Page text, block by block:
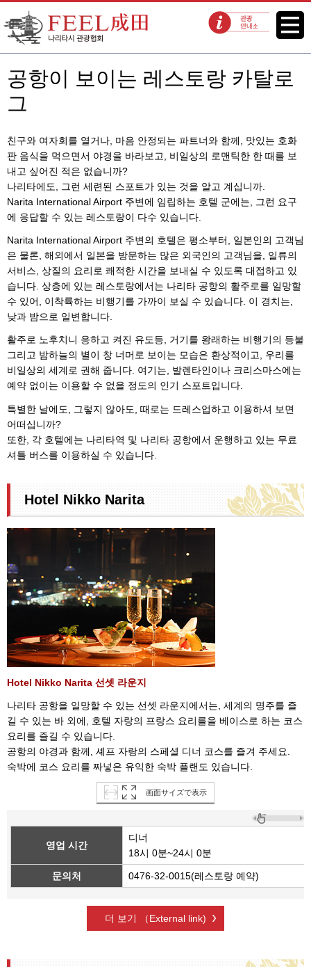
FEEL 나리타 나리타시 관광협회 관광 안내소 메뉴
공항이 보이는 레스토랑 카탈로
그
친구와 여자회를 열거나, 마음 안정되는 파트너와 함께, 맛있는 호화
판 음식을 먹으면서 야경을 바라보고, 비일상의 로맨틱한 한 때를 보
내고 싶어진 적은 없습니까?
나리타에도, 그런 세련된 스포트가 있는 것을 알고 계십니까.
Narita International Airport 주변에 임립하는 호텔 군에는, 그런 요구
에 응답할 수 있는 레스토랑이 다수 있습니다.
Narita International Airport 주변의 호텔은 평소부터, 일본인의 고객님
은 물론, 해외에서 일본을 방문하는 많은 외국인의 고객님을, 일류의
서비스, 상질의 요리로 쾌적한 시간을 보내실 수 있도록 대접하고 있
습니다. 상층에 있는 레스토랑에서는 나리타 공항의 활주로를 일망할
수 있어, 이착륙하는 비행기를 가까이 보실 수 있습니다. 이 경치는,
낮과 밤으로 일변합니다.
활주로 노후치니 응하고 켜진 유도등, 거기를 왕래하는 비행기의 등불
그리고 밤하늘의 별이 창 너머로 보이는 모습은 환상적이고, 우리를
비일상의 세계로 권해 줍니다. 여기는, 발렌타인이나 크리스마스에는
예약 없이는 이용할 수 없을 정도의 인기 스포트입니다.
특별한 날에도, 그렇지 않아도, 때로는 드레스업하고 이용하셔 보면
어떠십니까?
또한, 각 호텔에는 나리타역 및 나리타 공항에서 운행하고 있는 무료
셔틀 버스를 이용하실 수 있습니다.
Hotel Nikko Narita
Hotel Nikko Narita 선셋 라운지
나리타 공항을 일망할 수 있는 선셋 라운지에서는, 세계의 명주를 즐
길 수 있는 바 외에, 호텔 자랑의 프랑스 요리를을 베이스로 하는 코스
요리를 즐길 수 있습니다.
공항의 야경과 함께, 셰프 자랑의 스페셜 디너 코스를 즐겨 주세요.
숙박에 코스 요리를 짜넣은 유익한 숙박 플랜도 있습니다.
画面サイズで表示
영업 시간
디너
18시 0분~24시 0분
문의처 0476-32-0015(레스토랑 예약)
더 보기 （External link)